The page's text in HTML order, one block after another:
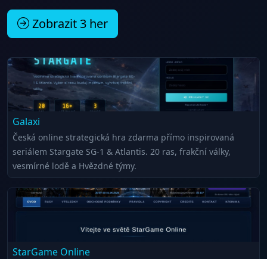
Zobrazit 3 her
Galaxi
Česká online strategická hra zdarma přímo inspirovaná
seriálem Stargate SG-1 & Atlantis. 20 ras, frakční války,
vesmírné lodě a Hvězdné týmy.
StarGame Online